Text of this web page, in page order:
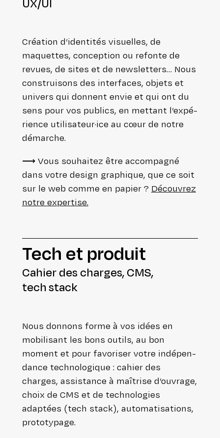
Création d’i­den­ti­tés visuelles, de
maquettes, concep­tion ou refonte de
revues, de sites et de news­let­ters… Nous
construi­sons des inter­faces, objets et
univers qui donnent envie et qui ont du
sens pour vos publics, en mettant l’ex­pé­
rience utilisateur·ice au cœur de notre
démarche.
⟶ Vous souhaitez être accom­pa­gné
dans votre design graphique, que ce soit
sur le web comme en papier ? Découvrez
notre expertise.
Tech et produit
Cahier des charges, CMS,
tech stack
Nous donnons forme à vos idées en
mobi­li­sant les bons outils, au bon
moment et pour favoriser votre indé­pen­
dance tech­no­lo­gique : cahier des
charges, assis­tance à maîtrise d’ouvrage,
choix de CMS et de tech­no­lo­gies
adaptées (tech stack), auto­ma­ti­sa­tions,
prototypage.